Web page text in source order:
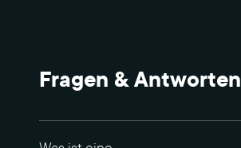
Fragen & Antworten